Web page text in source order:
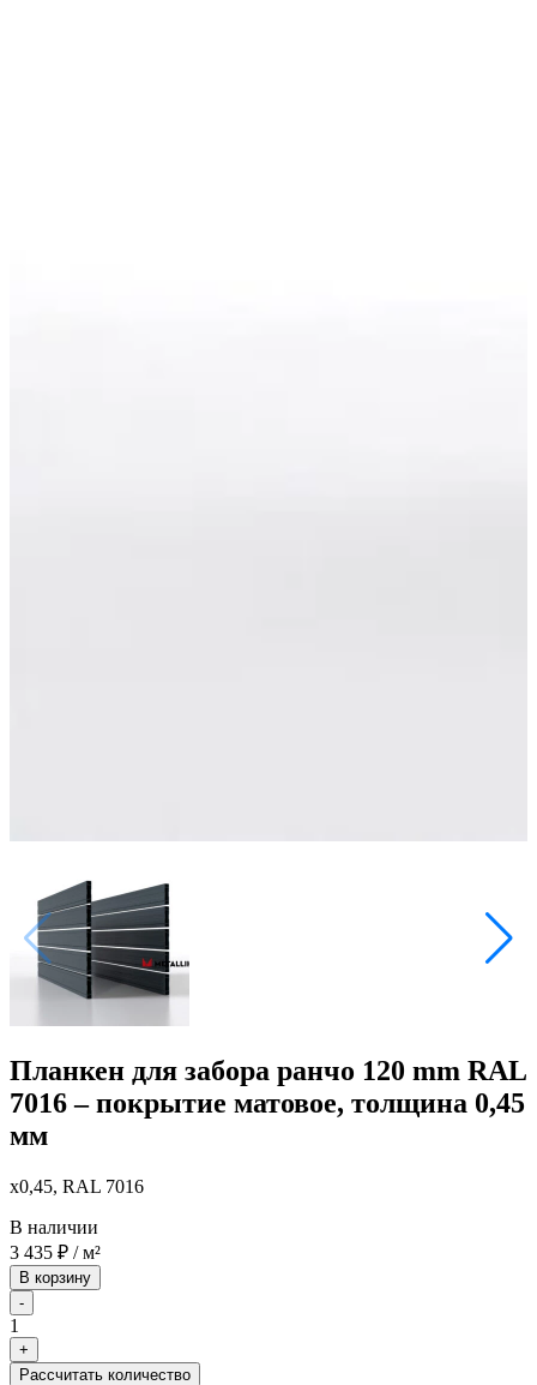
Планкен для забора ранчо 120 mm RAL
7016 – покрытие матовое, толщина 0,45
мм
x0,45, RAL 7016
В наличии
3 435 ₽ / м²
В корзину
-
1
+
Рассчитать количество